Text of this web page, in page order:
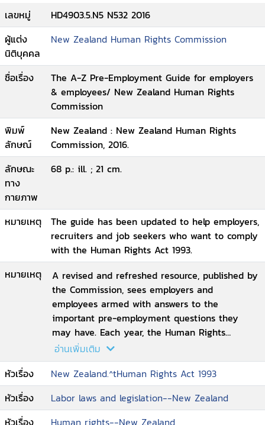
เลขหมู่
HD4903.5.N5 N532 2016
ผู้แต่ง
นิติบุคคล
New Zealand Human Rights Commission
ชื่อเรื่อง
The A-Z Pre-Employment Guide for employers
& employees/ New Zealand Human Rights
Commission
พิมพ์
ลักษณ์
New Zealand : New Zealand Human Rights
Commission, 2016.
ลักษณะ
ทาง
กายภาพ
68 p.: ill. ; 21 cm.
หมายเหตุ
The guide has been updated to help employers,
recruiters and job seekers who want to comply
with the Human Rights Act 1993.
หมายเหตุ
A revised and refreshed resource, published by
the Commission, sees employers and
employees armed with answers to the
important pre-employment questions they
may have. Each year, the Human Rights
Commission receives hundreds of enquires and
complaints on a range of topics. A large
number of these enquiries and complaints
concern pre-employment issues such as job
advertising, job applications, interviews and
job selection processes. To help answer a
อ่านเพิ่มเติม
หัวเรื่อง
New Zealand.^tHuman Rights Act 1993
หัวเรื่อง
Labor laws and legislation--New Zealand
หัวเรื่อง
Human rights--New Zealand